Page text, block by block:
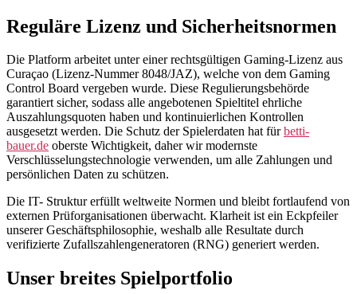
Reguläre Lizenz und Sicherheitsnormen
Die Platform arbeitet unter einer rechtsgültigen Gaming-Lizenz aus
Curaçao (Lizenz-Nummer 8048/JAZ), welche von dem Gaming
Control Board vergeben wurde. Diese Regulierungsbehörde
garantiert sicher, sodass alle angebotenen Spieltitel ehrliche
Auszahlungsquoten haben und kontinuierlichen Kontrollen
ausgesetzt werden. Die Schutz der Spielerdaten hat fürbetti-
bauer.de oberste Wichtigkeit, daher wir modernste
Verschlüsselungstechnologie verwenden, um alle Zahlungen und
persönlichen Daten zu schützen.
Die IT- Struktur erfüllt weltweite Normen und bleibt fortlaufend von
externen Prüforganisationen überwacht. Klarheit ist ein Eckpfeiler
unserer Geschäftsphilosophie, weshalb alle Resultate durch
verifizierte Zufallszahlengeneratoren (RNG) generiert werden.
Unser breites Spielportfolio